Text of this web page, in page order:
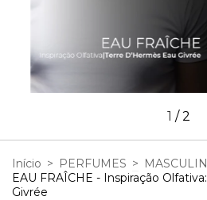
1 /2
Início > PERFUMES >
EAU FRAÎCHE - Inspiração
Givrée